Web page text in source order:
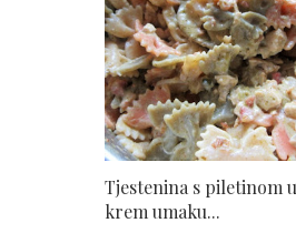
Tjestenina s piletinom u
krem umaku...